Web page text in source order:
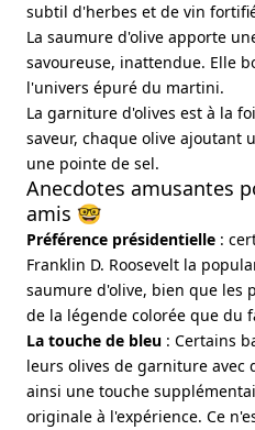
subtil d'herbes et de vin
La saumure d'olive apporte
savoureuse, inattendue. Elle
l'univers épuré du martini.
La garniture d'olives est à la
saveur, chaque olive ajoutant
une pointe de sel.
Anecdotes amusantes
amis 🤓
Préférence présidentielle :
Franklin D. Roosevelt la
saumure d'olive, bien que les
de la légende colorée que du
La touche de bleu : Certains
leurs olives de garniture
ainsi une touche
originale à l'expérience. Ce